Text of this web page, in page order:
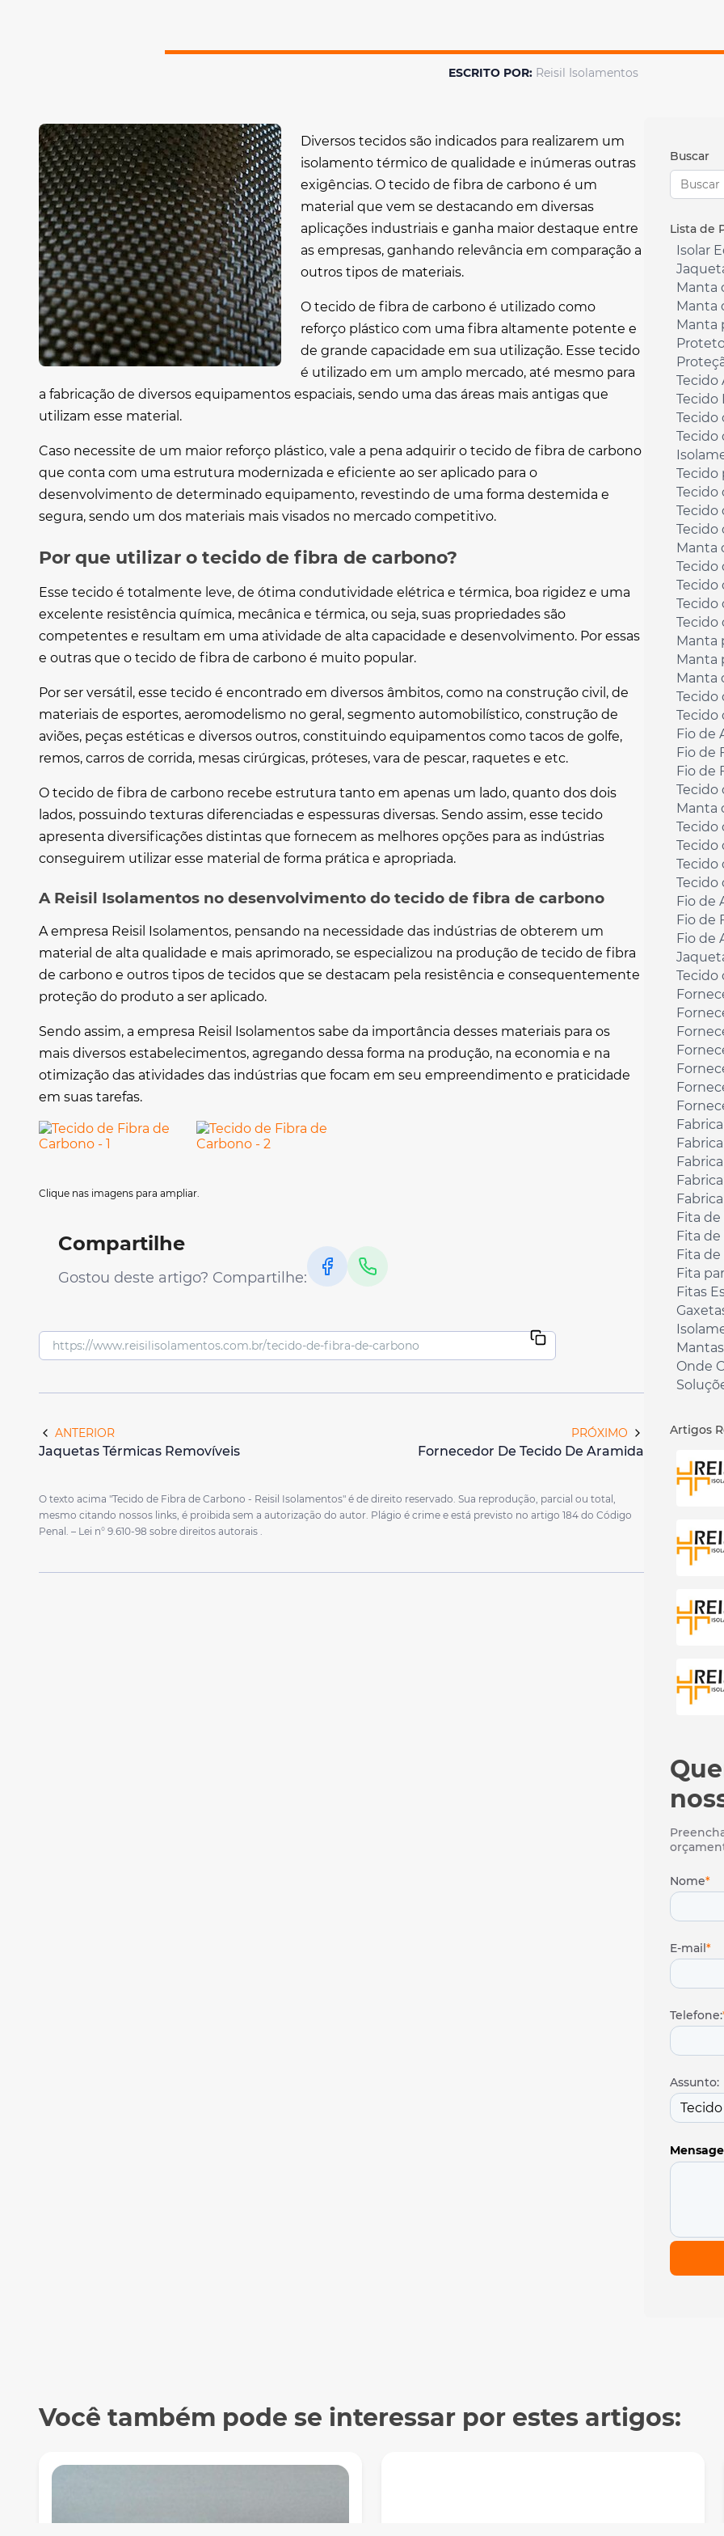
ESCRITO POR: Reisil Isolamentos
Diversos tecidos são indicados para realizarem um
isolamento térmico de qualidade e inúmeras outras
exigências. O tecido de fibra de carbono é um
material que vem se destacando em diversas
aplicações industriais e ganha maior destaque entre
as empresas, ganhando relevância em comparação a
outros tipos de materiais.
O tecido de fibra de carbono é utilizado como
reforço plástico com uma fibra altamente potente e
de grande capacidade em sua utilização. Esse tecido
é utilizado em um amplo mercado, até mesmo para
a fabricação de diversos equipamentos espaciais, sendo uma das áreas mais antigas que
utilizam esse material.
Caso necessite de um maior reforço plástico, vale a pena adquirir o tecido de fibra de carbono
que conta com uma estrutura modernizada e eficiente ao ser aplicado para o
desenvolvimento de determinado equipamento, revestindo de uma forma destemida e
segura, sendo um dos materiais mais visados no mercado competitivo.
Por que utilizar o tecido de fibra de carbono?
Esse tecido é totalmente leve, de ótima condutividade elétrica e térmica, boa rigidez e uma
excelente resistência química, mecânica e térmica, ou seja, suas propriedades são
competentes e resultam em uma atividade de alta capacidade e desenvolvimento. Por essas
e outras que o tecido de fibra de carbono é muito popular.
Por ser versátil, esse tecido é encontrado em diversos âmbitos, como na construção civil, de
materiais de esportes, aeromodelismo no geral, segmento automobilístico, construção de
aviões, peças estéticas e diversos outros, constituindo equipamentos como tacos de golfe,
remos, carros de corrida, mesas cirúrgicas, próteses, vara de pescar, raquetes e etc.
O tecido de fibra de carbono recebe estrutura tanto em apenas um lado, quanto dos dois
lados, possuindo texturas diferenciadas e espessuras diversas. Sendo assim, esse tecido
apresenta diversificações distintas que fornecem as melhores opções para as indústrias
conseguirem utilizar esse material de forma prática e apropriada.
A Reisil Isolamentos no desenvolvimento do tecido de fibra de carbono
A empresa Reisil Isolamentos, pensando na necessidade das indústrias de obterem um
material de alta qualidade e mais aprimorado, se especializou na produção de tecido de fibra
de carbono e outros tipos de tecidos que se destacam pela resistência e consequentemente
proteção do produto a ser aplicado.
Sendo assim, a empresa Reisil Isolamentos sabe da importância desses materiais para os
mais diversos estabelecimentos, agregando dessa forma na produção, na economia e na
otimização das atividades das indústrias que focam em seu empreendimento e praticidade
em suas tarefas.
Clique nas imagens para ampliar.
Compartilhe
Gostou deste artigo? Compartilhe:
ANTERIOR
Jaquetas Térmicas Removíveis
PRÓXIMO
Fornecedor De Tecido De Aramida
O texto acima "Tecido de Fibra de Carbono - Reisil Isolamentos" é de direito reservado. Sua reprodução, parcial ou total,
mesmo citando nossos links, é proibida sem a autorização do autor. Plágio é crime e está previsto no artigo 184 do Código
Penal. – Lei n° 9.610-98 sobre direitos autorais .
Buscar
Lista de
Isolar
Manta
Manta
Manta
Tecido
Tecido
Tecido
Tecido
Tecido
Tecido
Tecido
Tecido
Manta
Tecido
Tecido
Tecido
Tecido
Manta
Manta
Manta
Tecido
Tecido
Fio de
Fio de
Fio de
Tecido
Manta
Tecido
Tecido
Tecido
Tecido
Fio de
Fio de
Fio de
Tecido
Fita
Fita
Fita
Fita
Fitas
Onde
Tecido
Telas
Fio de
Artigos
Nome*
E-mail*
Telefone:
Assunto:
Você também pode se interessar por estes artigos: